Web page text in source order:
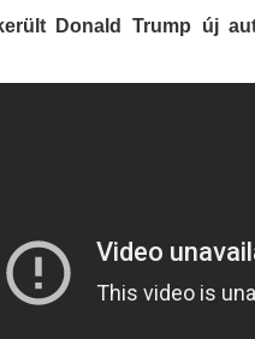
Donald Trump új